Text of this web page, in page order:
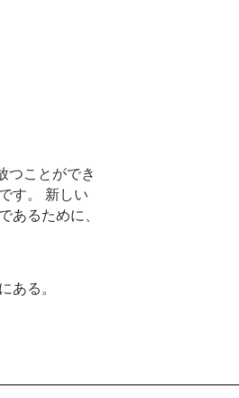
つことができ
す。 新しい
るために、
ある。